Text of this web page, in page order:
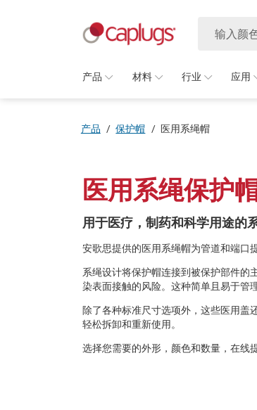
产品 材料 行业 应用
产品 / 保护帽 / 医用系绳帽
医用系绳保护
用于医疗，制药和科学用途的
安歌思提供的医用系绳帽为管道和端口
系绳设计将保护帽连接到被保护部件的
染表面接触的风险。这种简单且易于管
除了各种标准尺寸选项外，这些医用盖
轻松拆卸和重新使用。
选择您需要的外形，颜色和数量，在线